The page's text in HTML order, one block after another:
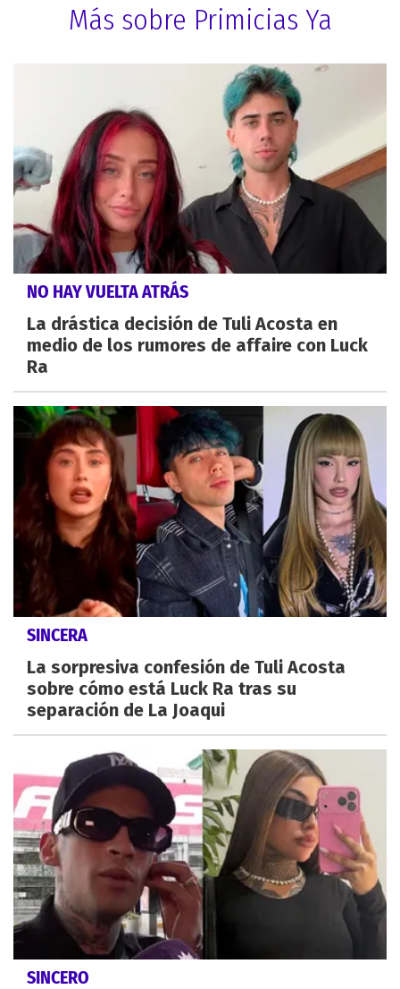
Más sobre Primicias Ya
NO HAY VUELTA ATRÁS
La drástica decisión de Tuli Acosta en
medio de los rumores de affaire con Luck
Ra
SINCERA
La sorpresiva confesión de Tuli Acosta
sobre cómo está Luck Ra tras su
separación de La Joaqui
SINCERO